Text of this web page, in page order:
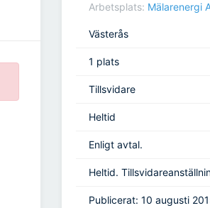
Arbetsplats: Mälarenergi
Västerås
1 plats
Tillsvidare
Heltid
Enligt avtal.
Heltid.
Publicerat: 10 augusti